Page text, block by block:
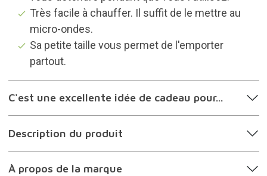
Très facile à chauffer. Il suffit de le mettre au
micro-ondes.
Sa petite taille vous permet de l'emporter
partout.
C'est une excellente idée de cadeau pour...
Description du produit
À propos de la marque